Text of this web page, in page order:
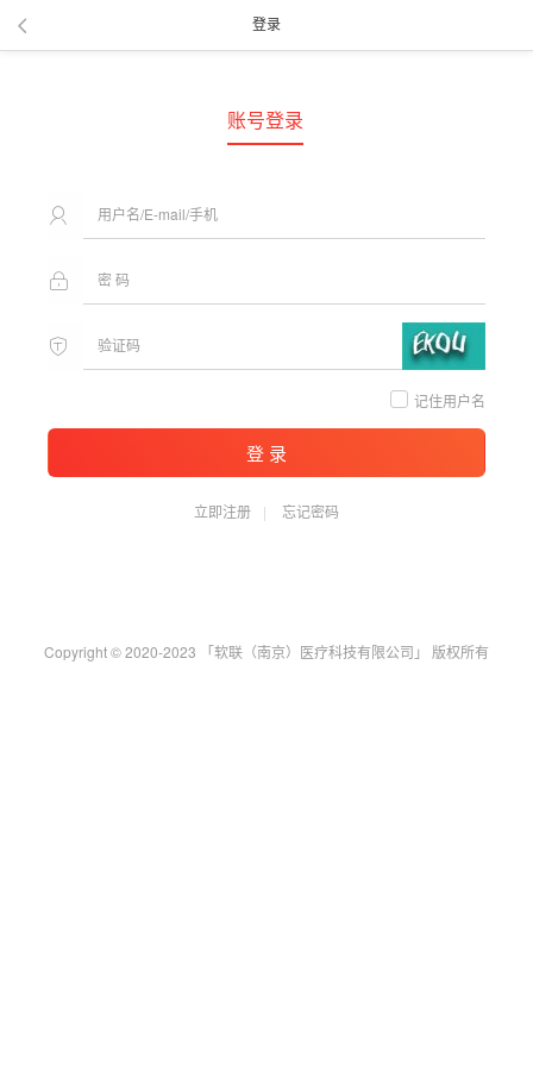
登录
账号登录
记住用户名
登 录
立即注册 忘记密码
Copyright © 2020-2023 「软联（南京）医疗科技有限公司」 版权所有